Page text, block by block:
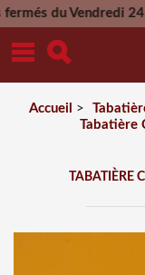
du Vendredi 24
Accueil >
Tabatière
TABATIÈRE